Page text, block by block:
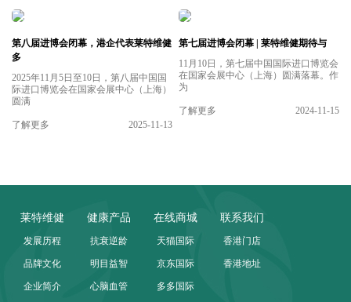
第七届进博会闭幕 | 莱特维健期待与
11月10日，第七届中国国际进口博览会
在国家会展中心（上海）圆满落幕。作
为
2024-11-15
了解更多
第八届进博会闭幕，港企代表莱特维健
多
2025年11月5日至10日，第八届中国国
际进口博览会在国家会展中心（上海）
圆满
2025-11-13
了解更多
莱特维健
发展历程
品牌文化
企业简介
健康产品
抗衰逆龄
明目益智
心脑血管
在线商城
天猫国际
京东国际
多多国际
联系我们
香港门店
香港地址